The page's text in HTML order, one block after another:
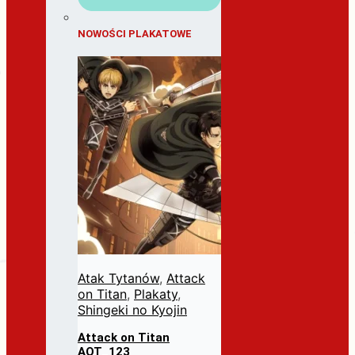
NOWOŚCI PLAKATOWE
Atak Tytanów, Attack
on Titan, Plakaty,
Shingeki no Kyojin
Attack on Titan
AOT_123